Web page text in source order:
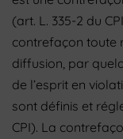
(art. L. 335-2 du
contrefaçon toute
diffusion, par
de l’esprit en
sont définis et
CPI). La